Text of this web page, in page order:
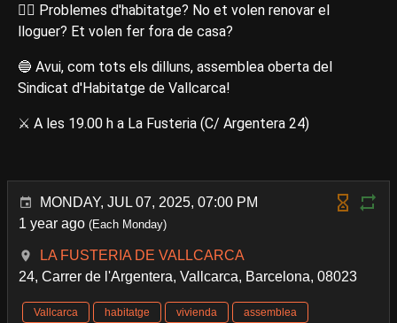
😵‍💫 Problemes d'habitatge? No et volen renovar el
lloguer? Et volen fer fora de casa?
🔵 Avui, com tots els dilluns, assemblea oberta del
Sindicat d'Habitatge de Vallcarca!
⚔️ A les 19.00 h a La Fusteria (C/ Argentera 24)
MONDAY, JUL 07, 2025, 07:00 PM
1 year ago (Each Monday)
LA FUSTERIA DE VALLCARCA
24, Carrer de l'Argentera, Vallcarca, Barcelona, 08023
Vallcarca habitatge vivienda
assemblea